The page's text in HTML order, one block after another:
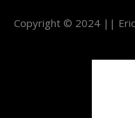
Copyright © 2024 ||